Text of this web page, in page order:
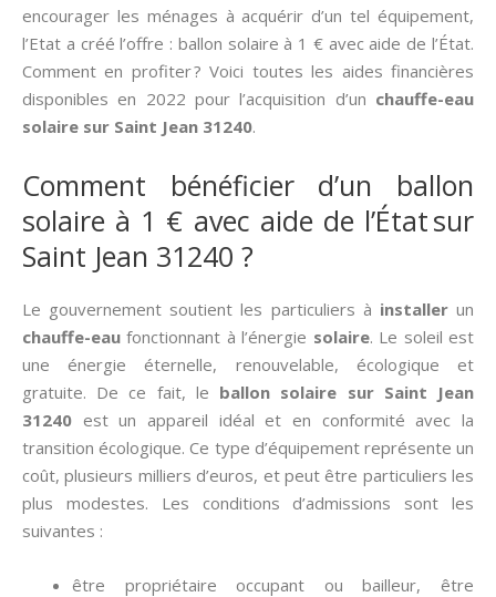
encourager les ménages à acquérir d’un tel équipement,
l’Etat a créé l’offre : ballon solaire à 1 € avec aide de l’État.
Comment en profiter ? Voici toutes les aides financières
disponibles en 2022 pour l’acquisition d’un chauffe-eau
solaire sur Saint Jean 31240.
Comment bénéficier d’un ballon
solaire à 1 € avec aide de l’État sur
Saint Jean 31240 ?
Le gouvernement soutient les particuliers à installerun
chauffe-eau fonctionnant à l’énergie solaire. Le soleil est
une énergie éternelle, renouvelable, écologique et
gratuite. De ce fait, le ballon solaire sur Saint Jean
31240 est un appareil idéal et en conformité avec la
transition écologique. Ce type d’équipement représente un
coût, plusieurs milliers d’euros, et peut être particuliers les
plus modestes. Les conditions d’admissions sont les
suivantes :
être propriétaire occupant ou bailleur, être